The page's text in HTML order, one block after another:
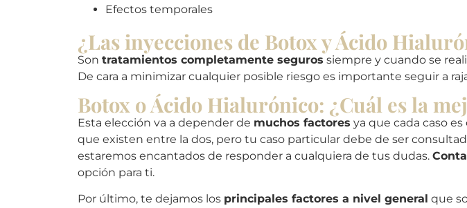
Efectos temporales
¿Las inyecciones de Botox y Ácido
Son tratamientos completamente seguros siempre y cuando se
De cara a minimizar cualquier posible riesgo es importante seguir a
Botox o Ácido Hialurónico: ¿Cuál es la
Esta elección va a depender de muchos factores ya que cada caso
que existen entre la dos, pero tu caso particular debe de ser
estaremos encantados de responder a cualquiera de tus dudas.
opción para ti.
Por último, te dejamos los principales factores a nivel general que